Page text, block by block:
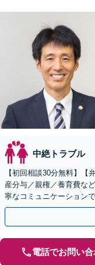
中絶トラブル
【初回相談30分無料】【
産分与／親権／養育費な
寧なコミュニケーション
高い解決を目指します【
電話でお問い合